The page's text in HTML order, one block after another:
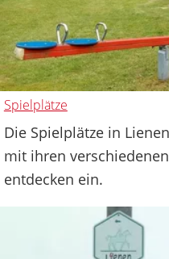
Spielplätze
Die Spielplätze in
mit ihren
entdecken ein.